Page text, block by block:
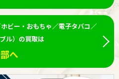
ビー・おもちゃ／電子タバコ／
ル）の買取は
へ